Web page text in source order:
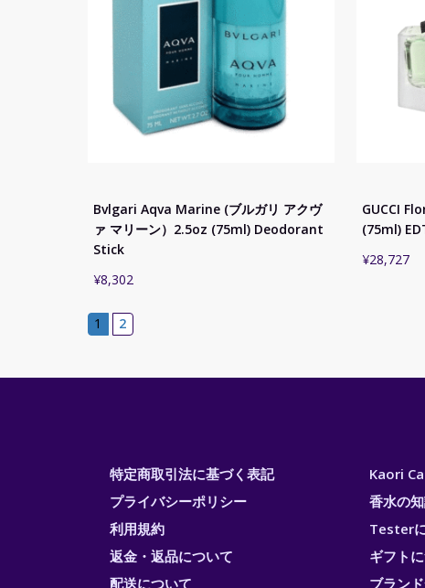
Bvlgari Aqva Marine (ブルガリ アクヴ
ァ マリーン）2.5oz (75ml) Deodorant
Stick
¥8,302
GUCCI
(75ml)
¥28,727
1 2
特定商取引法に基づく表記
プライバシーポリシー
利用規約
返金・返品について
配送について
Kaori
香水の
Tester
ギフト
ブラン